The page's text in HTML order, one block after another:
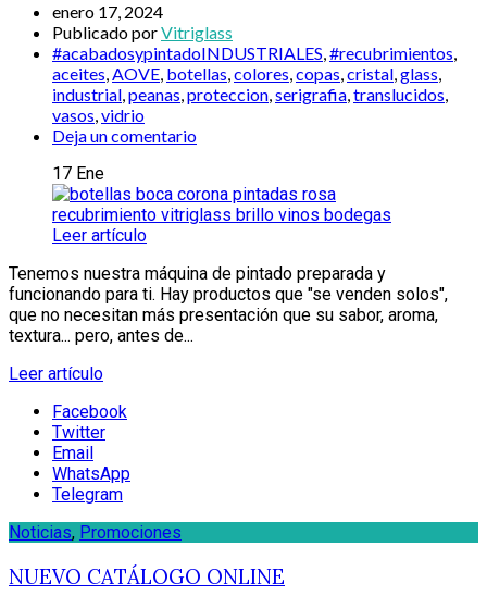
enero 17, 2024
Publicado porVitriglass
#acabadosypintadoINDUSTRIALES,#recubrimientos,
aceites,AOVE, botellas,colores,copas,cristal,glass,
industrial,peanas,proteccion,serigrafia,translucidos,
vasos,vidrio
Deja un comentario
17 Ene
Leer artículo
Tenemos nuestra máquina de pintado preparada y
funcionando para ti. Hay productos que "se venden solos",
que no necesitan más presentación que su sabor, aroma,
textura... pero, antes de...
Leer artículo
Facebook
Twitter
Email
WhatsApp
Telegram
Noticias, Promociones
NUEVO CATÁLOGO ONLINE